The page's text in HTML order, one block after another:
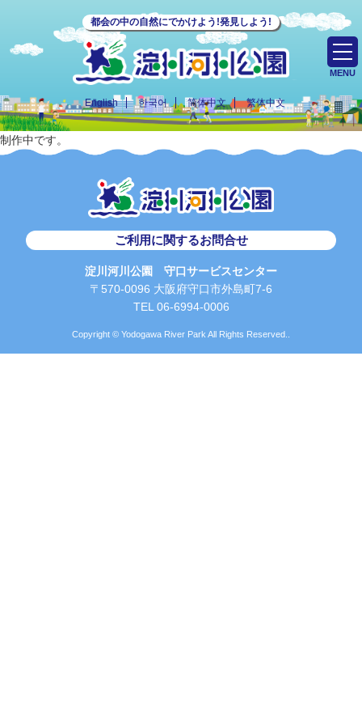
都会の中の自然にでかけよう!発見しよう!
English 한국어 简体中文 繁体中文
MENU
制作中です。
ご利用に関するお問合せ
淀川河川公園 守口サービスセンター
〒570-0096 大阪府守口市外島町7-6
TEL 06-6994-0006
Copyright © Yodogawa River Park All Rights Reserved..